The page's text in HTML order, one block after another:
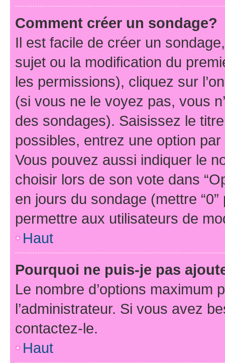
Comment créer un sondage?
Il est facile de créer un
sujet ou la modification du
les permissions), cliquez sur
(si vous ne le voyez pas, vous
des sondages). Saisissez le
possibles, entrez une option
Vous pouvez aussi indiquer le
choisir lors de son vote dans
en jours du sondage (mettre
permettre aux utilisateurs de
Haut
Pourquoi ne puis-je pas
Le nombre d’options maximum
l’administrateur. Si vous avez
contactez-le.
Haut